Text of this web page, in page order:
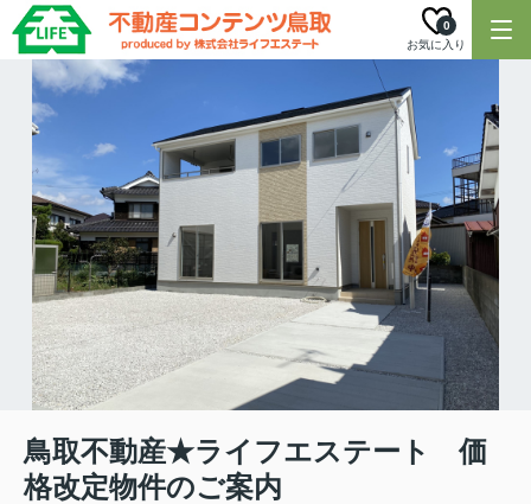
お気に入り
0
鳥取不動産★ライフエステート 価
格改定物件のご案内